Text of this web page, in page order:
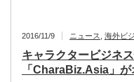
2016/11/9 ニュース 海外ビ
キャラクタービジネ
「CharaBiz.Asia」